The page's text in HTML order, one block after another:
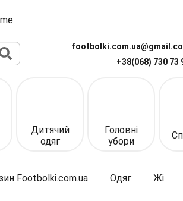
+38(068) 730 73
Дитячий
одяг
Головні
убори
Footbolki.com.ua Одяг